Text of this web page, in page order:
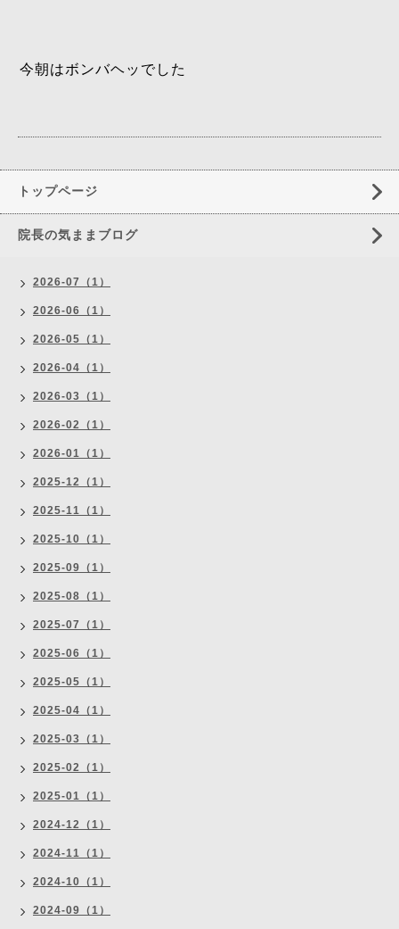
今朝はボンバヘッでした
トップページ
院長の気ままブログ
2026-07（1）
2026-06（1）
2026-05（1）
2026-04（1）
2026-03（1）
2026-02（1）
2026-01（1）
2025-12（1）
2025-11（1）
2025-10（1）
2025-09（1）
2025-08（1）
2025-07（1）
2025-06（1）
2025-05（1）
2025-04（1）
2025-03（1）
2025-02（1）
2025-01（1）
2024-12（1）
2024-11（1）
2024-10（1）
2024-09（1）